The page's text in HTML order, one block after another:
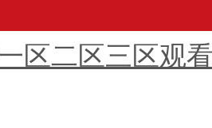
区二区三区观